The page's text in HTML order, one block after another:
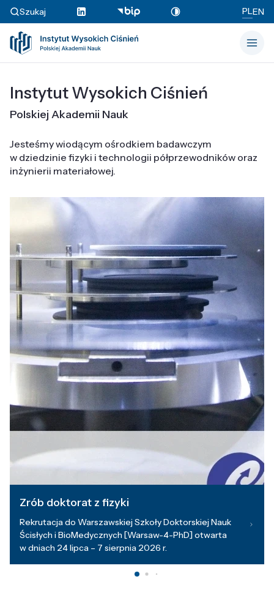
Szukaj PLEN
Instytut Wysokich Ciśnień
Polskiej Akademii Nauk
Jesteśmy wiodącym ośrodkiem badawczym
w dziedzinie fizyki i technologii półprzewodników oraz
inżynierii materiałowej.
Zrób doktorat z fizyki
Rekrutacja do Warszawskiej Szkoły Doktorskiej Nauk
Ścisłych i BioMedycznych [Warsaw-4-PhD] otwarta
w dniach 24 lipca – 7 sierpnia 2026 r.